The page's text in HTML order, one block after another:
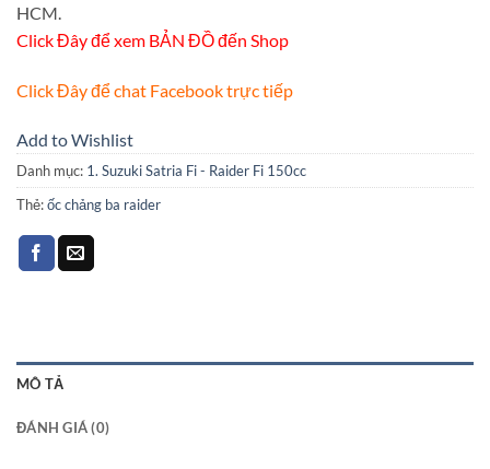
HCM.
Click Đây để xem BẢN ĐỒ đến Shop
Click Đây để chat Facebook trực tiếp
Add to Wishlist
Danh mục: 1. Suzuki Satria Fi - Raider Fi 150cc
Thẻ:ốc chảng ba raider
MÔ TẢ
ĐÁNH GIÁ (0)